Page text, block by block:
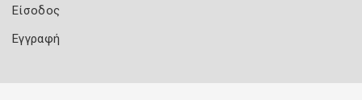
Είσοδος
Εγγραφή